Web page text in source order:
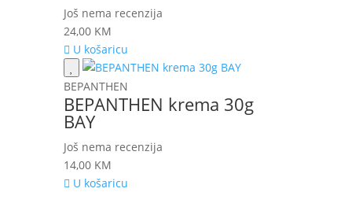
Još nema recenzija
24,00 KM
U košaricu
BEPANTHEN
BEPANTHEN krema 30g
BAY
Još nema recenzija
14,00 KM
U košaricu